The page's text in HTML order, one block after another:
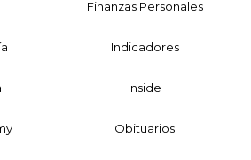
Finanzas Personales
Indicadores
Inside
Obituarios